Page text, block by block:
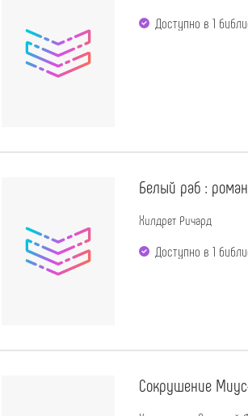
Доступно в 1
Белый раб :
Хилдрет Ричард
Доступно в 1
Сокрушение